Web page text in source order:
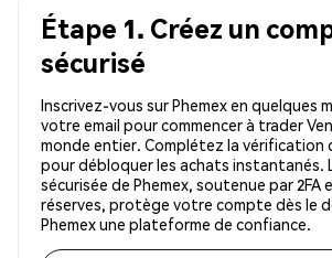
Étape 1. Créez un
sécurisé
Inscrivez-vous sur Phemex en quelques
votre email pour commencer à trader
monde entier. Complétez la vérification
pour débloquer les achats instantanés.
sécurisée de Phemex, soutenue par 2FA
réserves, protège votre compte dès le
Phemex une plateforme de confiance.